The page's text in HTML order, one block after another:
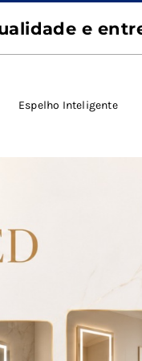
Espelho Inteligente